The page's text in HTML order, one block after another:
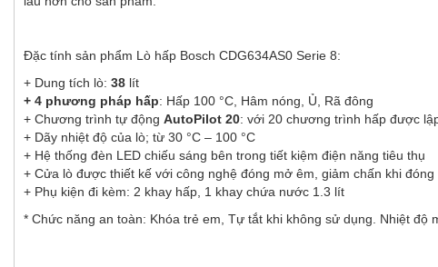
Đặc tính sản phẩm Lò hấp Bosch CDG634AS0 Serie 8:
+ Dung tích lò: 38 lít
+ 4 phương pháp hấp: Hấp 100 °C, Hâm nóng, Ủ, Rã đông
+ Chương trình tự động AutoPilot 20: với 20 chương trình hấp được
+ Dãy nhiệt độ của lò; từ 30 °C – 100 °C
+ Hệ thống đèn LED chiếu sáng bên trong tiết kiệm điện năng tiêu thụ
+ Cửa lò được thiết kế với công nghệ đóng mở êm, giảm chấn khi đóng
+ Phụ kiện đi kèm: 2 khay hấp, 1 khay chứa nước 1.3 lít
* Chức năng an toàn: Khóa trẻ em, Tự tắt khi không sử dụng. Nhiệt độ